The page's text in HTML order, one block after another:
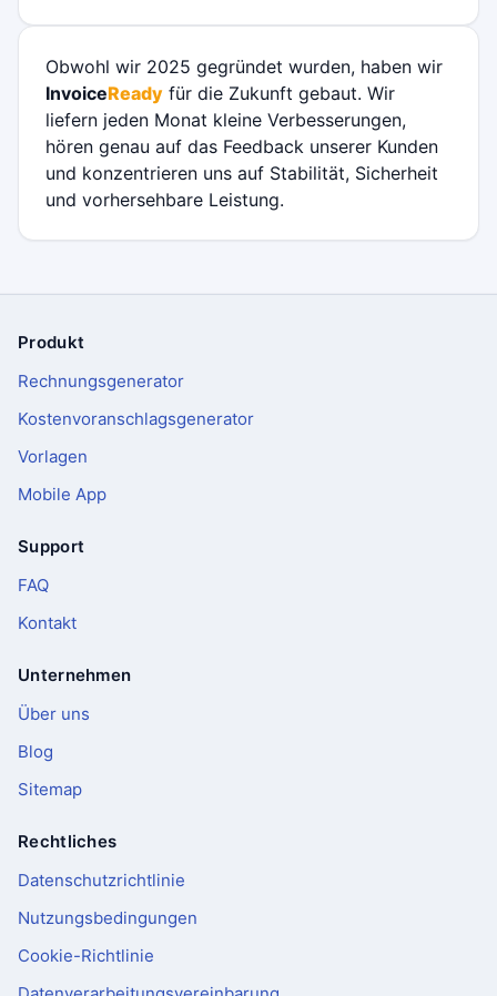
Obwohl wir 2025 gegründet wurden, haben wir
InvoiceReady für die Zukunft gebaut. Wir
liefern jeden Monat kleine Verbesserungen,
hören genau auf das Feedback unserer Kunden
und konzentrieren uns auf Stabilität, Sicherheit
und vorhersehbare Leistung.
Fußzeile
Produkt
Rechnungsgenerator
Kostenvoranschlagsgenerator
Vorlagen
Mobile App
Support
FAQ
Kontakt
Unternehmen
Über uns
Blog
Sitemap
Rechtliches
Datenschutzrichtlinie
Nutzungsbedingungen
Cookie-Richtlinie